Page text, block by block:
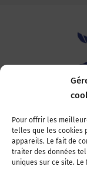
Pour offrir les
telles que les cookies
appareils. Le fait de
traiter des données
uniques sur ce site.
22,
75007 Paris
Tél : 01 44